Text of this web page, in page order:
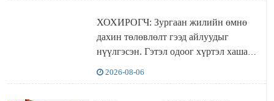
ХОХИРОГЧ: Зургаан жилийн өмнө
дахин төлөвлөлт гээд айлуудыг
нүүлгэсэн. Гэтэл одоог хүртэл хашаа
2026-08-06